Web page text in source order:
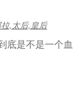
,太后,皇后